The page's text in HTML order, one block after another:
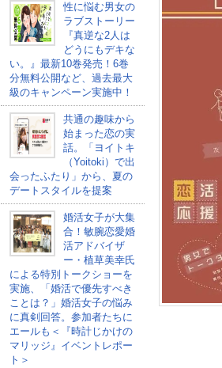
性に悩む男女の
ラブストーリー
『真逆な2人は
どうにもデキな
い。』最新10巻発売！6巻
分無料公開など、過去最大
級のキャンペーン実施中！
共通の趣味から
始まった恋の実
話。「ヨイトキ
（Yoitoki）で出
会ったふたり」から、夏の
デートスタイルを提案
婚活女子が大集
合！敏腕恋愛婚
活アドバイザ
ー・植草美幸氏
による特別トークショーを
実施、「婚活で優先すべき
ことは？」婚活女子の悩み
に真剣回答。参加者たちに
エールも＜『時計じかけの
マリッジ』イベントレポー
ト＞